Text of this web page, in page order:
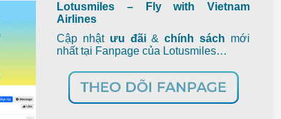
Lotusmiles – Fly with Vietnam
Airlines
Cập nhật ưu đãi&chính sách mới
nhất tại Fanpage của Lotusmiles…